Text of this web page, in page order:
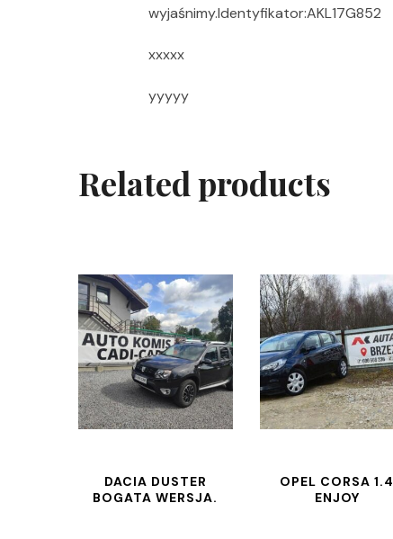
wyjaśnimy.Identyfikator:AKL17G852
xxxxx
yyyyy
Related products
DACIA DUSTER
BOGATA WERSJA.
OPEL CORSA 1.4
ENJOY